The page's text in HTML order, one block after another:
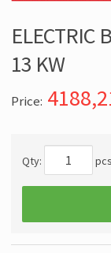
ELECTRIC
13 KW
Price:
Qty: pcs